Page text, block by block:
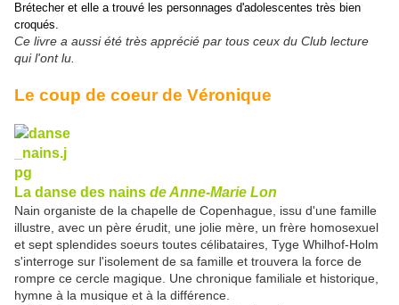
Brétecher et elle a trouvé les personnages d'adolescentes très bien
croqués.
Ce livre a aussi été très apprécié par tous ceux du Club lecture
qui l'ont lu.
Le coup de coeur de Véronique
La danse des nains de Anne-Marie Lon
Nain organiste de la chapelle de Copenhague, issu d'une famille
illustre, avec un père érudit, une jolie mère, un frère homosexuel
et sept splendides soeurs toutes célibataires, Tyge Whilhof-Holm
s'interroge sur l'isolement de sa famille et trouvera la force de
rompre ce cercle magique. Une chronique familiale et historique,
hymne à la musique et à la différence.